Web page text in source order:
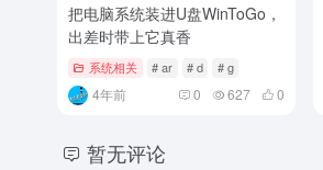
把电脑系统装进U盘WinToGo，
出差时带上它真香
系统相关 # ar # d # g
4年前 0 627 0
暂无评论